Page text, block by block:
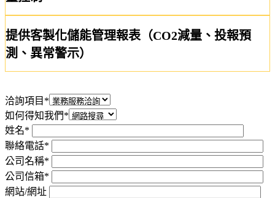
提供客製化儲能管理報表（CO2減量、投報預
測、異常警示）
洽詢項目*
如何得知我們*
姓名*
聯絡電話*
公司名稱*
公司信箱*
網站/網址